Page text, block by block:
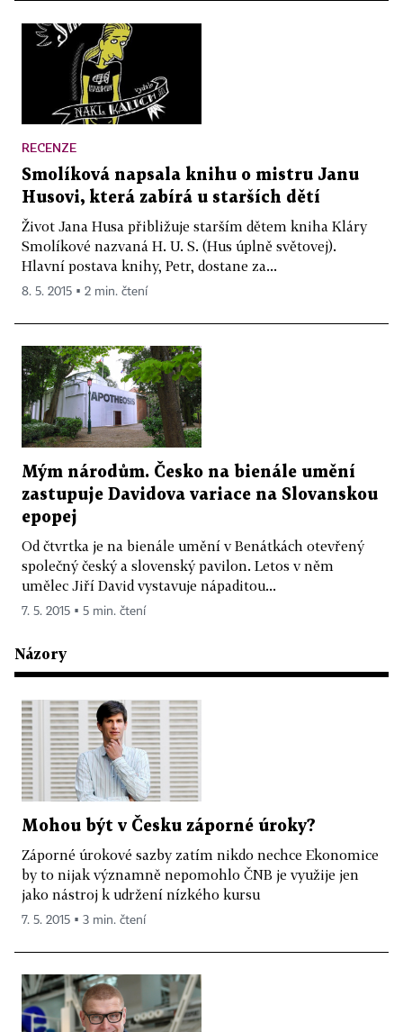
RECENZE
Smolíková napsala knihu o mistru Janu
Husovi, která zabírá u starších dětí
Život Jana Husa přibližuje starším dětem kniha Kláry
Smolíkové nazvaná H. U. S. (Hus úplně světovej).
Hlavní postava knihy, Petr, dostane za...
8. 5. 2015 ▪ 2 min. čtení
Mým národům. Česko na bienále umění
zastupuje Davidova variace na Slovanskou
epopej
Od čtvrtka je na bienále umění v Benátkách otevřený
společný český a slovenský pavilon. Letos v něm
umělec Jiří David vystavuje nápaditou...
7. 5. 2015 ▪ 5 min. čtení
Názory
Mohou být v Česku záporné úroky?
Záporné úrokové sazby zatím nikdo nechce Ekonomice
by to nijak významně nepomohlo ČNB je využije jen
jako nástroj k udržení nízkého kursu
7. 5. 2015 ▪ 3 min. čtení